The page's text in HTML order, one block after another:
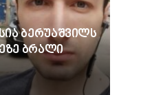
ბერუაშვილს
ბრალი